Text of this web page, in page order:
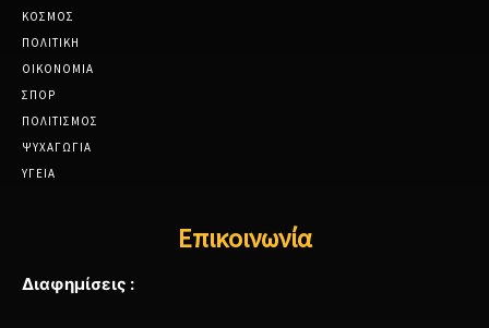
ΚΟΣΜΟΣ
ΠΟΛΙΤΙΚΗ
ΟΙΚΟΝΟΜΙΑ
ΣΠΟΡ
ΠΟΛΙΤΙΣΜΟΣ
ΨΥΧΑΓΩΓΙΑ
ΥΓΕΙΑ
Επικοινωνία
Διαφημίσεις :